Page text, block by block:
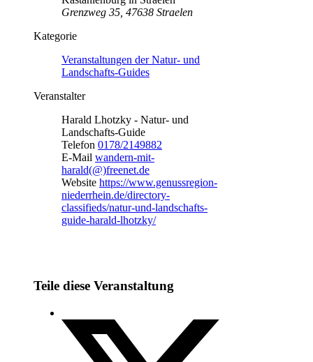
Grenzweg 35, 47638 Straelen
Kategorie
Veranstaltungen der Natur- und
Landschafts-Guides
Veranstalter
Harald Lhotzky - Natur- und
Landschafts-Guide
Telefon 0178/2149882
E-Mail wandern-mit-
harald(@)freenet.de
Website https://www.genussregion-
niederrhein.de/directory-
classifieds/natur-und-landschafts-
guide-harald-lhotzky/
Teile diese Veranstaltung